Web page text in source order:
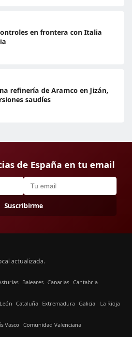
en frontera con Italia
refinería de Aramco en Jizán,
saudíes
de España en tu email
Suscribirme
actualizada.
Baleares Canarias Cantabria
Cataluña Extremadura Galicia La Rioja
Vasco Comunidad Valenciana